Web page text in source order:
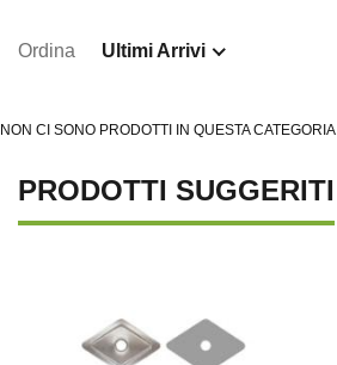
Ordina Ultimi Arrivi
NON CI SONO PRODOTTI IN QUESTA CATEGORIA.
PRODOTTI SUGGERITI